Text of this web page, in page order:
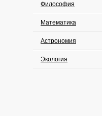
Философия
Математика
Астрономия
Экология